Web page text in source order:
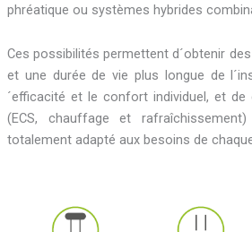
phréatique ou systèmes hybrides
Ces possibilités permettent d´obtenir
et une durée de vie plus longue de
´efficacité et le confort individuel, et de
(ECS, chauffage et
totalement adapté aux besoins de